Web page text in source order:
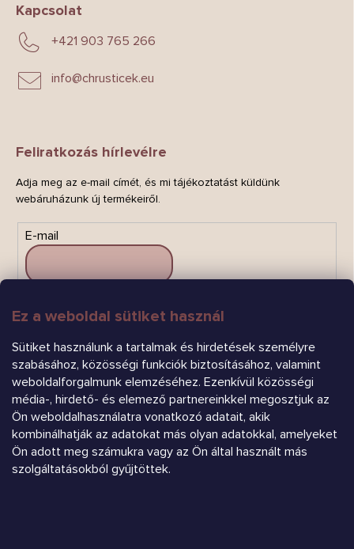
Ez a weboldal sütiket használ
Sütiket használunk a tartalmak és hirdetések személyre
szabásához, közösségi funkciók biztosításához, valamint
weboldalforgalmunk elemzéséhez. Ezenkívül közösségi
média-, hirdető- és elemező partnereinkkel megosztjuk az
Ön weboldalhasználatra vonatkozó adatait, akik
kombinálhatják az adatokat más olyan adatokkal, amelyeket
Ön adott meg számukra vagy az Ön által használt más
szolgáltatásokból gyűjtöttek.
Kapcsolat
info@chrusticek.eu
+421 903 765 266
Feliratkozás hírlevélre
Adja meg az e-mail címét, és mi tájékoztatást küldünk
webáruházunk új termékeiről.
E-mail
FELIRATKOZÁS
Árukereső.hu